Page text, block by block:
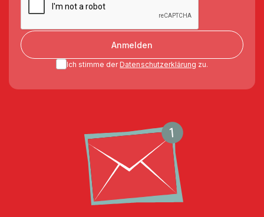
Anmelden
Ich stimme der Datenschutzerklärung zu.